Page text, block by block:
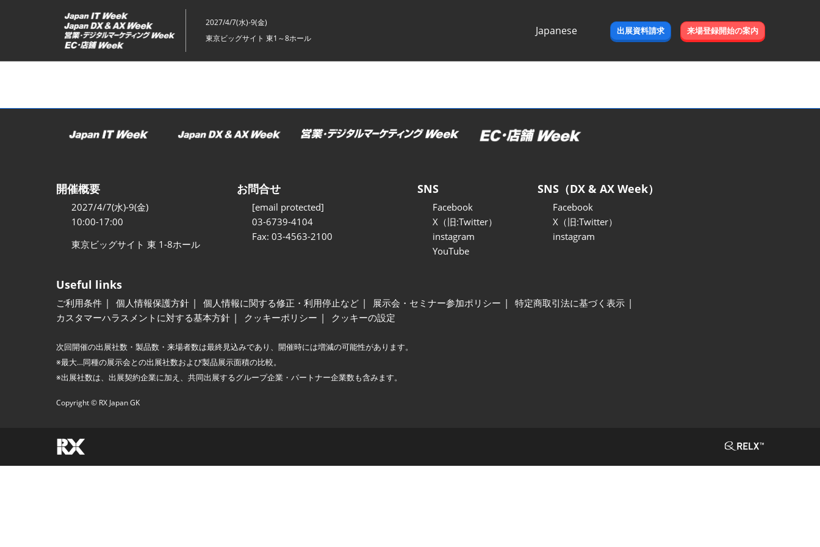
ッ
2027/4/7(水)-9(金)
東京ビッグサイト 東1～8ホール
Japanese
出展資料請求 来場登録開始の案内
開催概要
2027/4/7(水)-9(金)
10:00-17:00
東京ビッグサイト 東 1-8ホール
お問合せ
[email protected]
03-6739-4104
Fax: 03-4563-2100
SNS
Facebook
X（旧:Twitter）
instagram
YouTube
SNS（DX & AX Week）
Facebook
X（旧:Twitter）
instagram
Useful links
ご利用条件 個人情報保護方針 個人情報に関する修正・利用停止など 展示会・セミナー参加ポリシー
特定商取引法に基づく表示
カスタマーハラスメントに対する基本方針
クッキーポリシー クッキーの設定
次回開催の出展社数・製品数・来場者数は最終見込みであり、開催時には増減の可能性があります。
※最大…同種の展示会との出展社数および製品展示面積の比較。
※出展社数は、出展契約企業に加え、共同出展するグループ企業・パートナー企業数も含みます。
Copyright © RX Japan GK